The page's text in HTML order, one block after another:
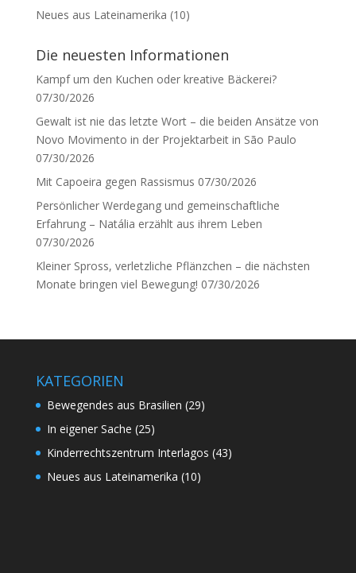
Neues aus Lateinamerika (10)
Die neuesten Informationen
Kampf um den Kuchen oder kreative Bäckerei?
07/30/2026
Gewalt ist nie das letzte Wort – die beiden Ansätze von
Novo Movimento in der Projektarbeit in São Paulo
07/30/2026
Mit Capoeira gegen Rassismus 07/30/2026
Persönlicher Werdegang und gemeinschaftliche
Erfahrung – Natália erzählt aus ihrem Leben
07/30/2026
Kleiner Spross, verletzliche Pflänzchen – die nächsten
Monate bringen viel Bewegung! 07/30/2026
KATEGORIEN
Bewegendes aus Brasilien (29)
In eigener Sache (25)
Kinderrechtszentrum Interlagos (43)
Neues aus Lateinamerika (10)